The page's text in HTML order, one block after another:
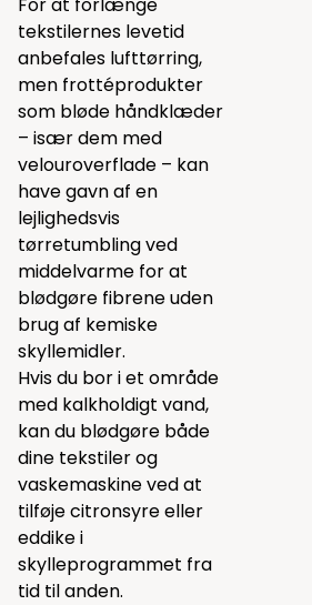
tekstilernes levetid
anbefales lufttørring,
men frottéprodukter
som bløde håndklæder
– især dem med
velouroverflade – kan
have gavn af en
lejlighedsvis
tørretumbling ved
middelvarme for at
blødgøre fibrene uden
brug af kemiske
skyllemidler.
Hvis du bor i et område
med kalkholdigt vand,
kan du blødgøre både
dine tekstiler og
vaskemaskine ved at
tilføje citronsyre eller
eddike i
skylleprogrammet fra
tid til anden.